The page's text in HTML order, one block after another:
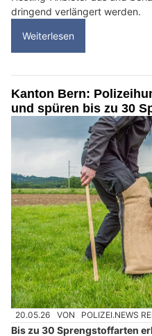
dringend verlängert werden.
Weiterlesen
Kanton Bern:
und spüren bis zu 30
20.05.26 VON POLIZEI.NEWS
Bis zu 30 Sprengstoffarten